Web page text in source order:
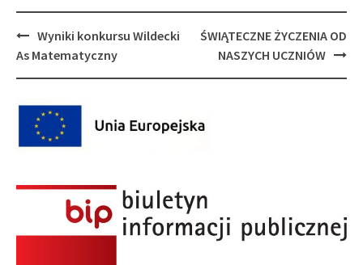
Post
navigation
Wyniki konkursu Wildecki
As Matematyczny
ŚWIĄTECZNE ŻYCZENIA OD
NASZYCH UCZNIÓW